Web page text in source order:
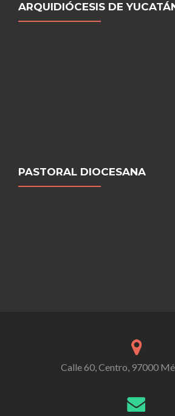
ARQUIDIÓCESIS DE
PASTORAL DIOCESANA
Calle 60, Centro, 97000